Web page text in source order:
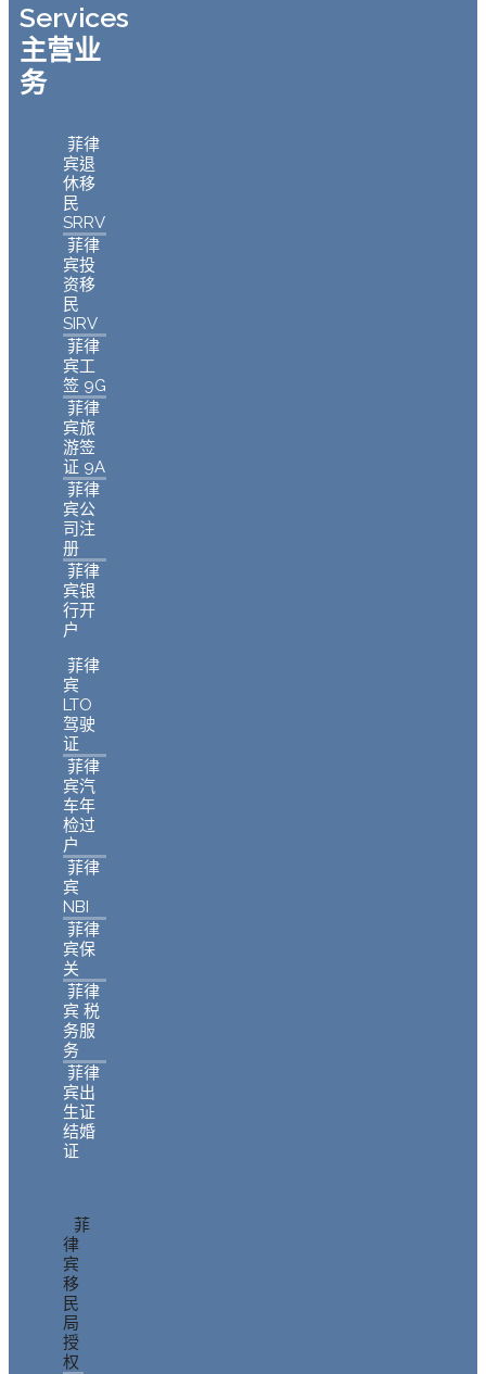
Services
主营业
务
菲律
宾退
休移
民
SRRV
菲律
宾投
资移
民
SIRV
菲律
宾工
签 9G
菲律
宾旅
游签
证 9A
菲律
宾公
司注
册
菲律
宾银
行开
户
菲律
宾
LTO
驾驶
证
菲律
宾汽
车年
检过
户
菲律
宾
NBI
菲律
宾保
关
菲律
宾 税
务服
务
菲律
宾出
生证
结婚
证
菲
律
宾
移
民
局
授
权